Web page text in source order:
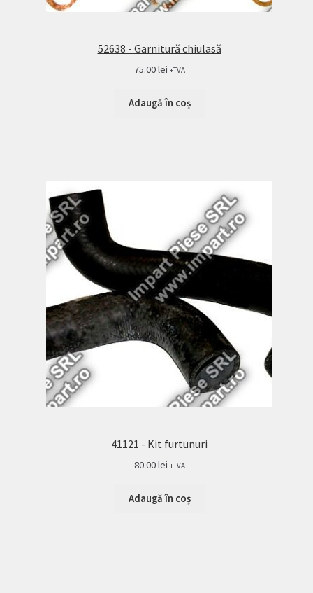
52638 - Garnitură chiulasă
75.00lei +TVA
Adaugă în coș
41121 - Kit furtunuri
80.00lei +TVA
Adaugă în coș